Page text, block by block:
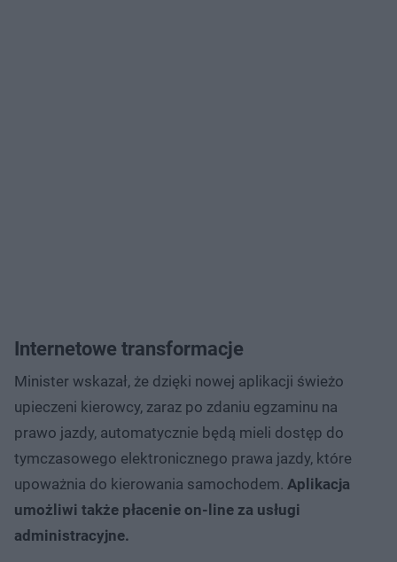
Internetowe transformacje
Minister wskazał, że dzięki nowej aplikacji świeżo
upieczeni kierowcy, zaraz po zdaniu egzaminu na
prawo jazdy, automatycznie będą mieli dostęp do
tymczasowego elektronicznego prawa jazdy, które
upoważnia do kierowania samochodem. Aplikacja
umożliwi także płacenie on-line za usługi
administracyjne.